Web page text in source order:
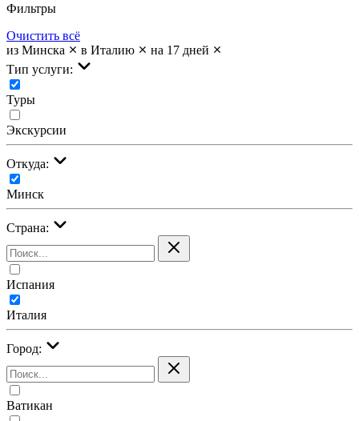
Фильтры
Очистить всё
из Минска
в Италию
на 17 дней
Тип услуги:
Туры
Экскурсии
Откуда:
Минск
Страна:
Испания
Италия
Город:
Ватикан